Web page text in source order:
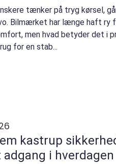
tænker på tryg kørsel,
Bilmærket har længe haft ry
men hvad betyder det i
for en stab...
sikkerhed, tryghed
i hverdagen